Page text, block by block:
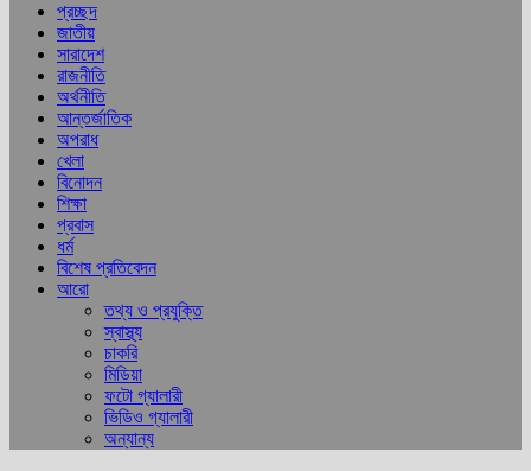
প্রচ্ছদ
জাতীয়
সারাদেশ
রাজনীতি
অর্থনীতি
আন্তর্জাতিক
অপরাধ
খেলা
বিনোদন
শিক্ষা
প্রবাস
ধর্ম
বিশেষ প্রতিবেদন
আরো
তথ্য ও প্রযুক্তি
স্বাস্থ্য
চাকরি
মিডিয়া
ফটো গ্যালারী
ভিডিও গ্যালারী
অন্যান্য